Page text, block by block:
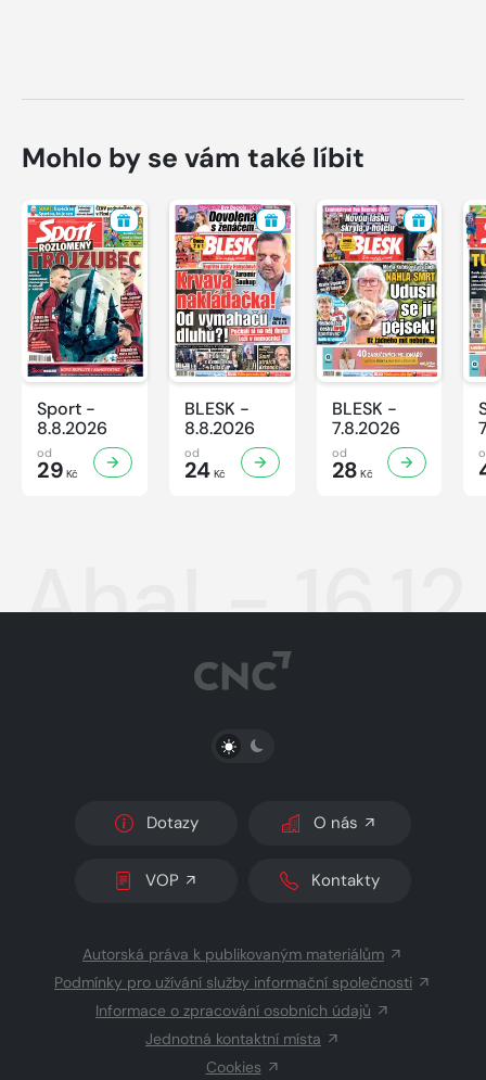
Mohlo by se vám také líbit
Sport -
8.8.2026
od
29 Kč
BLESK -
8.8.2026
od
24Kč
BLESK -
7.8.2026
od
28 Kč
Aha! -
PŘEPNOUT SVĚTLÝ/TMAVÝ REŽIM
Dotazy O nás
VOP Kontakty
Autorská práva k publikovaným materiálům
Podmínky pro užívání služby informační společnosti
Informace o zpracování osobních údajů
Jednotná kontaktní místa
Cookies